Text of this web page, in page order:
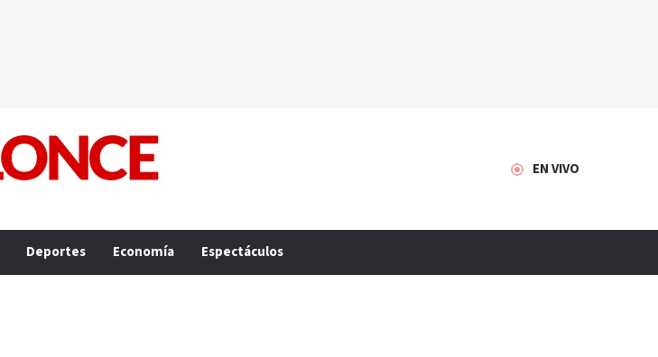
EN VIVO
Deportes Economía Espectáculos